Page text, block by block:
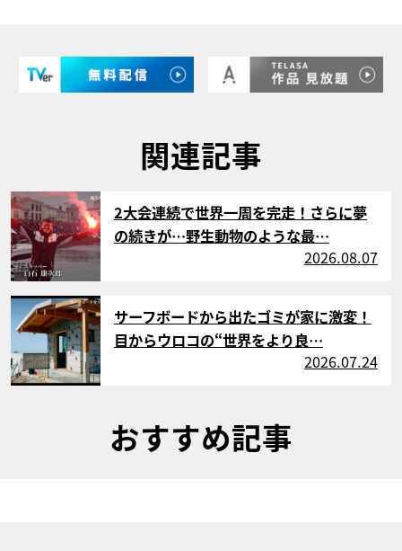
関連記事
サムネイル
2大会連続で世界一周を完走！さらに夢
の続きが…野生動物のような最…
2026.08.07
サムネイル
サーフボードから出たゴミが家に激変！
目からウロコの“世界をより良…
2026.07.24
おすすめ記事